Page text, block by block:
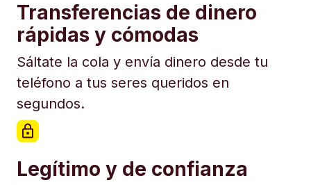
Transferencias de dinero
rápidas y cómodas
Sáltate la cola y envía dinero desde tu
teléfono a tus seres queridos en
segundos.
Legítimo y de confianza